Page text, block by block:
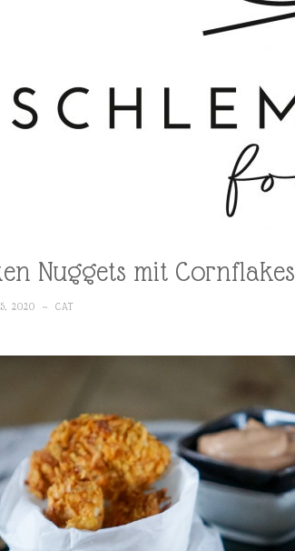
Nuggets mit Cornflakes
2020 ~ CAT